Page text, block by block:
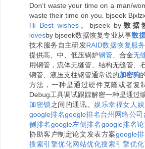
Don‘t waste your time on a man/
waste their time on you. bjseek
Hi Best wishes 。bjseek by 数据
lovesby bjseek数据恢复专业从事数
技术服务自主研发RAID数据恢复服
提供高、中、低压锅炉钢管 、合金无
用钢管，流体无缝管、结构无缝管、
钢管、液压支柱钢管通常说的加密狗
方法，一种是通过硬件克隆或者复
Debug工具调试跟踪解密一种是通过
加密锁之间的通讯。娱乐幸福女人
google排名google排名台州网络公司
侧排名google左侧排名google排名
协助客户制定论文发表方案google排
搜索引擎优化网站优化搜索引擎优化